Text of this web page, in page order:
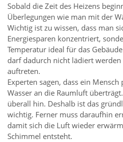
Sobald die Zeit des Heizens
Überlegungen wie man mit der
Wichtig ist zu wissen, dass man
Energiesparen konzentriert,
Temperatur ideal für das
darf dadurch nicht lädiert
auftreten.
Experten sagen, dass ein Mensch
Wasser an die Raumluft
überall hin. Deshalb ist das
wichtig. Ferner muss daraufhin
damit sich die Luft wieder
Schimmel entsteht.